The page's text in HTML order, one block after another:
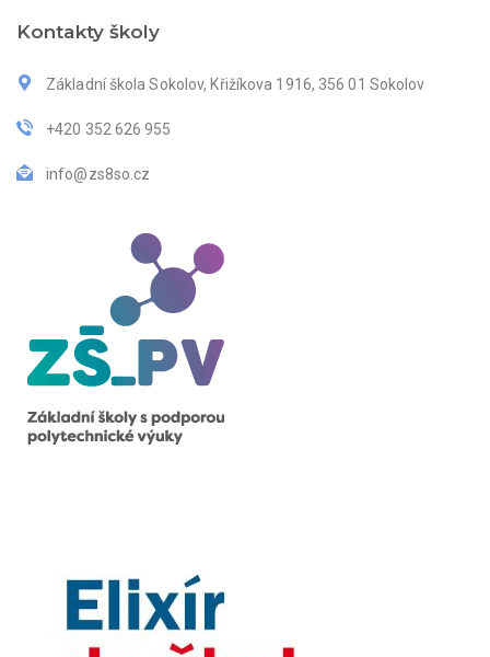
Kontakty školy
Základní škola Sokolov, Křižíkova 1916, 356 01 Sokolov
+420 352 626 955
info@zs8so.cz